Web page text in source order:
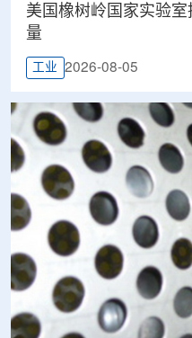
美国橡树岭国家实验
量
工业 2026-08-05